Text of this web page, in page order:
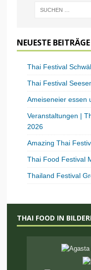
NEUESTE BEITRÄGE
Thai Festival
Thai Festival
Ameiseneier essen
Veranstaltungen |
2026
Amazing Thai
Thai Food Festival
Thailand Festival
THAI FOOD IN